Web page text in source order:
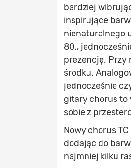
bardziej
inspirujące
nienaturalnego
80.,
prezencję. Przy
środku.
jednocześnie
gitary chorus to
sobie z
Nowy chorus
dodając do
najmniej kilku